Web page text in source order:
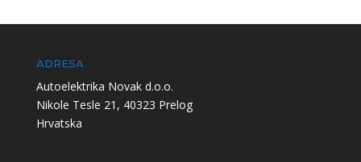
ADRESA
Autoelektrika Novak d.o.o.
Nikole Tesle 21, 40323 Prelog
Hrvatska